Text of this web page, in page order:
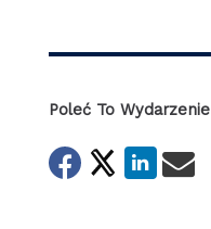
Poleć To Wydarzenie